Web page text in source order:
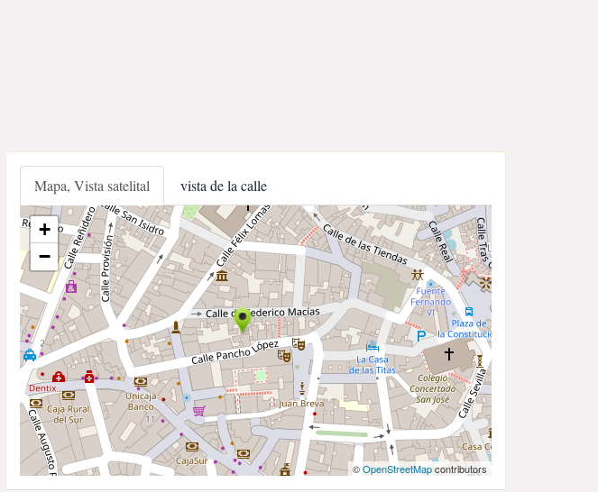
Mapa, Vista satelital vista de la calle
+
−
©OpenStreetMapcontributors